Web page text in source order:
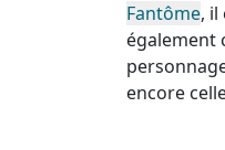
Fantôme, il
également
encore